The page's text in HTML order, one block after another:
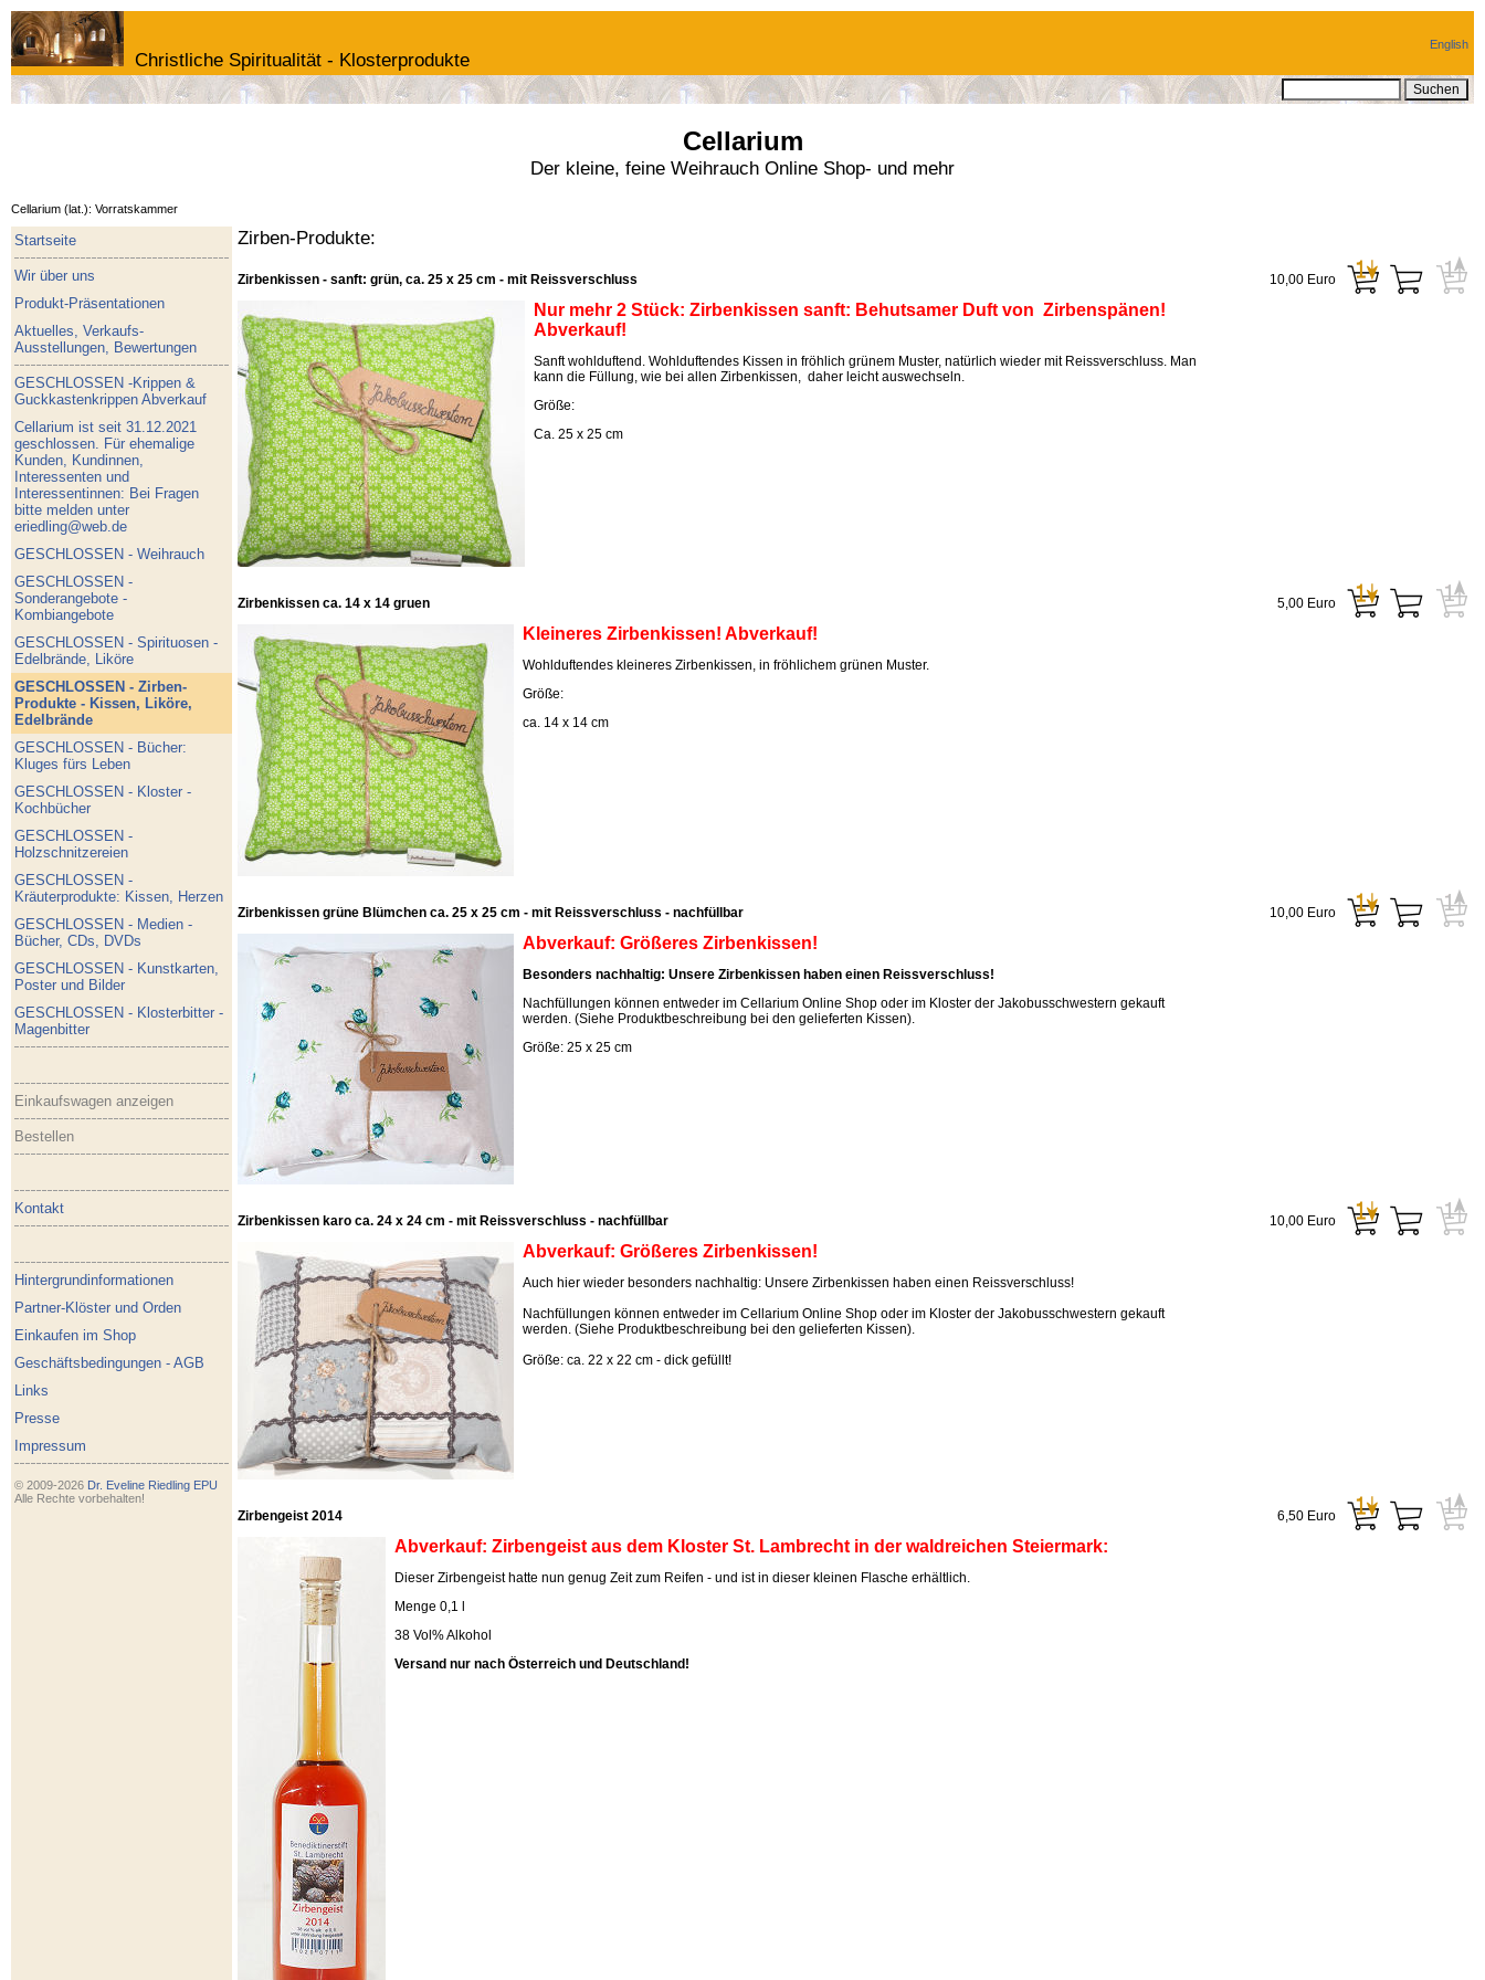
Christliche Spiritualität - Klosterprodukte
English
Cellarium
Der kleine, feine Weihrauch Online Shop- und mehr
Cellarium (lat.): Vorratskammer
Startseite
Wir über uns
Produkt-Präsentationen
Aktuelles, Verkaufs-
Ausstellungen, Bewertungen
GESCHLOSSEN -Krippen &
Guckkastenkrippen Abverkauf
Cellarium ist seit 31.12.2021
geschlossen. Für ehemalige
Kunden, Kundinnen,
Interessenten und
Interessentinnen: Bei Fragen
bitte melden unter
eriedling@web.de
GESCHLOSSEN - Weihrauch
GESCHLOSSEN -
Sonderangebote -
Kombiangebote
GESCHLOSSEN - Spirituosen -
Edelbrände, Liköre
GESCHLOSSEN - Zirben-
Produkte - Kissen, Liköre,
Edelbrände
GESCHLOSSEN - Bücher:
Kluges fürs Leben
GESCHLOSSEN - Kloster -
Kochbücher
GESCHLOSSEN -
Holzschnitzereien
GESCHLOSSEN -
Kräuterprodukte: Kissen, Herzen
GESCHLOSSEN - Medien -
Bücher, CDs, DVDs
GESCHLOSSEN - Kunstkarten,
Poster und Bilder
GESCHLOSSEN - Klosterbitter -
Magenbitter
Einkaufswagen anzeigen
Bestellen
Kontakt
Hintergrundinformationen
Partner-Klöster und Orden
Einkaufen im Shop
Geschäftsbedingungen - AGB
Links
Presse
Impressum
© 2009-2026 Dr. Eveline Riedling EPU
Alle Rechte vorbehalten!
Zirben-Produkte:
Zirbenkissen - sanft: grün, ca. 25 x 25 cm - mit Reissverschluss
Nur mehr 2 Stück: Zirbenkissen sanft: Behutsamer Duft von Zirbenspänen!
Abverkauf!
Sanft wohlduftend. Wohlduftendes Kissen in fröhlich grünem Muster, natürlich wieder mit Reissverschluss. Man
kann die Füllung, wie bei allen Zirbenkissen, daher leicht auswechseln.
Größe:
Ca. 25 x 25 cm
10,00 Euro
Zirbenkissen ca. 14 x 14 gruen
Kleineres Zirbenkissen! Abverkauf!
Wohlduftendes kleineres Zirbenkissen, in fröhlichem grünen Muster.
Größe:
ca. 14 x 14 cm
5,00 Euro
Zirbenkissen grüne Blümchen ca. 25 x 25 cm - mit Reissverschluss - nachfüllbar
Abverkauf: Größeres Zirbenkissen!
Besonders nachhaltig: Unsere Zirbenkissen haben einen Reissverschluss!
Nachfüllungen können entweder im Cellarium Online Shop oder im Kloster der Jakobusschwestern gekauft
werden. (Siehe Produktbeschreibung bei den gelieferten Kissen).
Größe: 25 x 25 cm
10,00 Euro
Zirbenkissen karo ca. 24 x 24 cm - mit Reissverschluss - nachfüllbar
Abverkauf: Größeres Zirbenkissen!
Auch hier wieder besonders nachhaltig: Unsere Zirbenkissen haben einen Reissverschluss!
Nachfüllungen können entweder im Cellarium Online Shop oder im Kloster der Jakobusschwestern gekauft
werden. (Siehe Produktbeschreibung bei den gelieferten Kissen).
Größe: ca. 22 x 22 cm - dick gefüllt!
10,00 Euro
Zirbengeist 2014
Abverkauf: Zirbengeist aus dem Kloster St. Lambrecht in der waldreichen Steiermark:
Dieser Zirbengeist hatte nun genug Zeit zum Reifen - und ist in dieser kleinen Flasche erhältlich.
Menge 0,1 l
38 Vol% Alkohol
Versand nur nach Österreich und Deutschland!
6,50 Euro